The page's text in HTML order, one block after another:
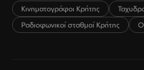
Κινηματογράφοι Κρήτης
Ραδιοφωνικοί σταθμοί Κρήτης